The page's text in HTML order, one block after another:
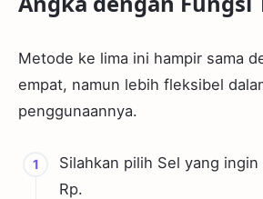
Metode ke lima ini hampir sama
empat, namun lebih fleksibel
penggunaannya.
Silahkan pilih Sel yang
Rp.